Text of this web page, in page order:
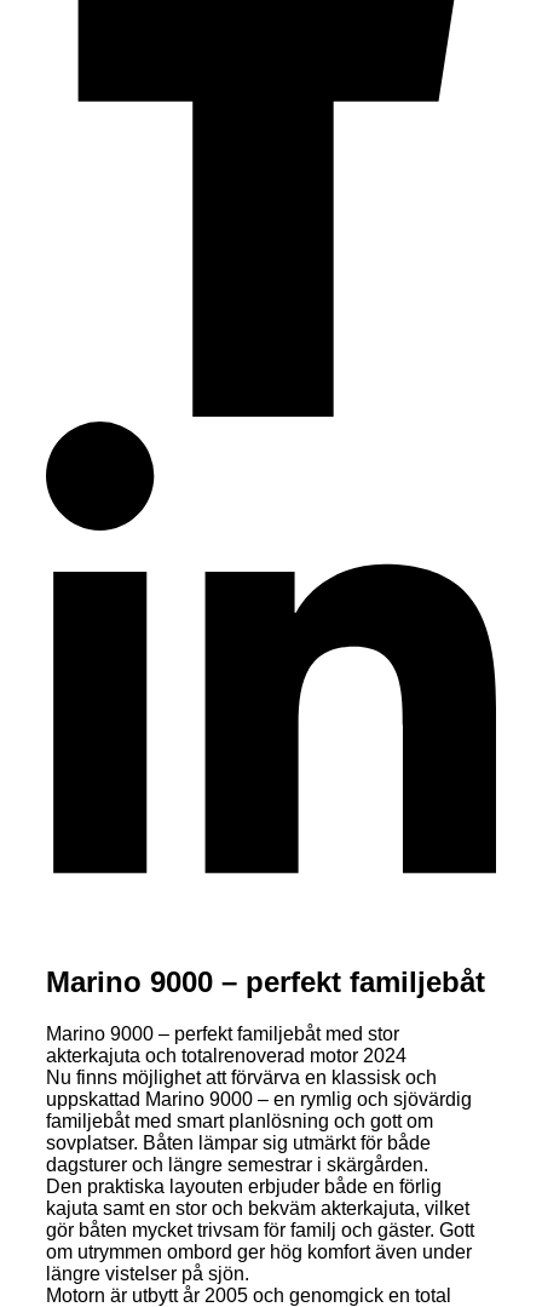
Marino 9000 – perfekt familjebåt
Marino 9000 – perfekt familjebåt med stor
akterkajuta och totalrenoverad motor 2024
Nu finns möjlighet att förvärva en klassisk och
uppskattad Marino 9000 – en rymlig och sjövärdig
familjebåt med smart planlösning och gott om
sovplatser. Båten lämpar sig utmärkt för både
dagsturer och längre semestrar i skärgården.
Den praktiska layouten erbjuder både en förlig
kajuta samt en stor och bekväm akterkajuta, vilket
gör båten mycket trivsam för familj och gäster. Gott
om utrymmen ombord ger hög komfort även under
längre vistelser på sjön.
Motorn är utbytt år 2005 och genomgick en total